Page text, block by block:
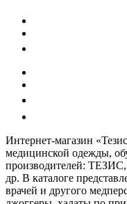
Интернет-магазин
медицинской одежды,
производителей: ТЕЗИС,
др. В каталоге
врачей и другого